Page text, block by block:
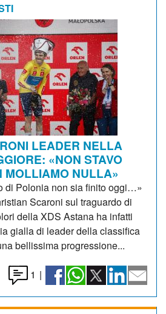
LEADER NELLA
«NON STAVO
MOLLIAMO NULLA»
di Polonia non sia finito oggi…»
Scaroni sul traguardo di
della XDS Astana ha infatti
gialla di leader della classifica
bellissima progressione...
1 |